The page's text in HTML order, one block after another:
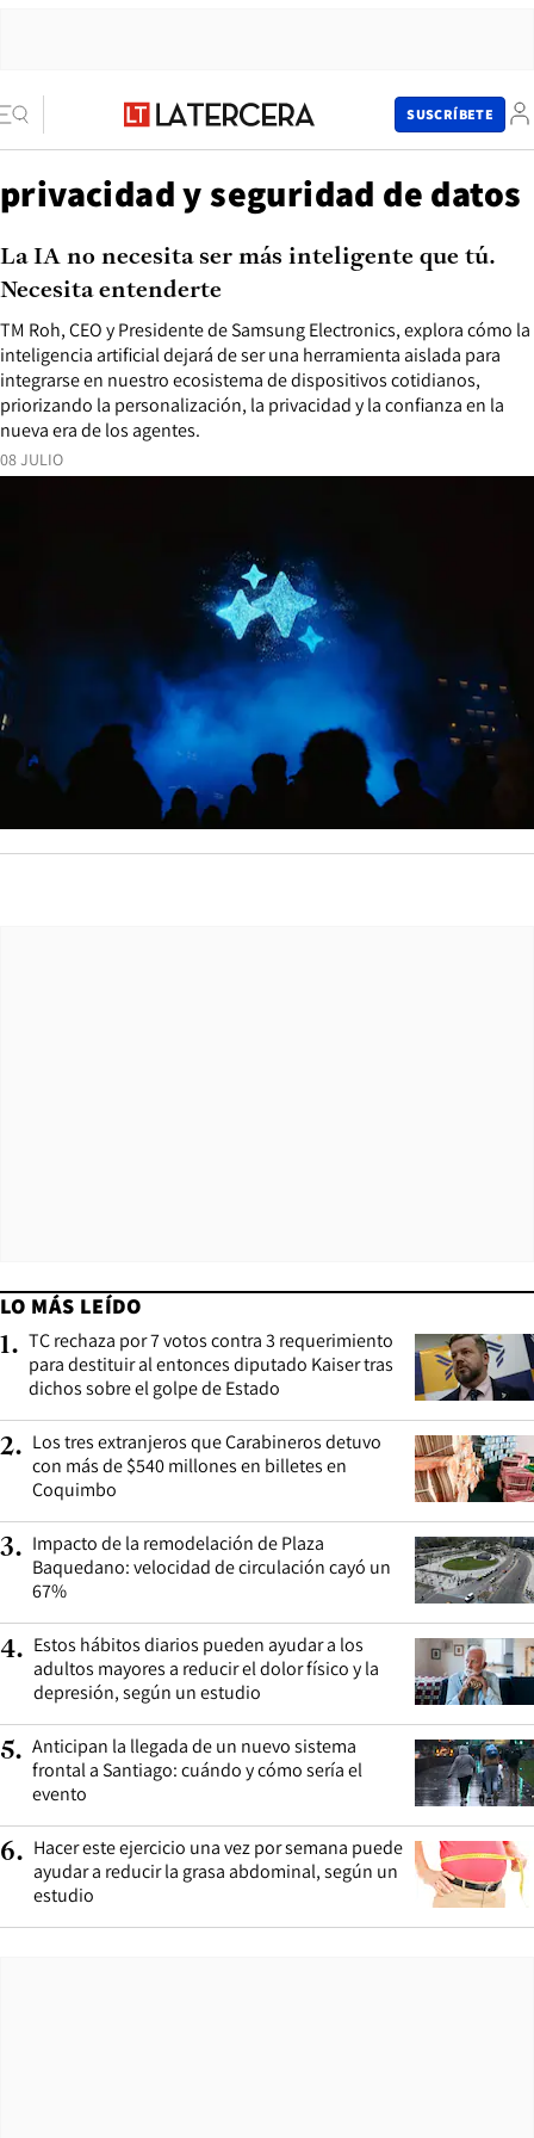
SUSCRÍBETE
privacidad y seguridad de datos
08 JULIO
TM Roh, CEO y Presidente de Samsung Electronics, explora cómo la
inteligencia artificial dejará de ser una herramienta aislada para
integrarse en nuestro ecosistema de dispositivos cotidianos,
priorizando la personalización, la privacidad y la confianza en la
nueva era de los agentes.
La IA no necesita ser más inteligente que tú.
Necesita entenderte
LO MÁS LEÍDO
1. TC rechaza por 7 votos contra 3 requerimiento
para destituir al entonces diputado Kaiser tras
dichos sobre el golpe de Estado
2. Los tres extranjeros que Carabineros detuvo
con más de $540 millones en billetes en
Coquimbo
3. Impacto de la remodelación de Plaza
Baquedano: velocidad de circulación cayó un
67%
4. Estos hábitos diarios pueden ayudar a los
adultos mayores a reducir el dolor físico y la
depresión, según un estudio
5. Anticipan la llegada de un nuevo sistema
frontal a Santiago: cuándo y cómo sería el
evento
6. Hacer este ejercicio una vez por semana puede
ayudar a reducir la grasa abdominal, según un
estudio